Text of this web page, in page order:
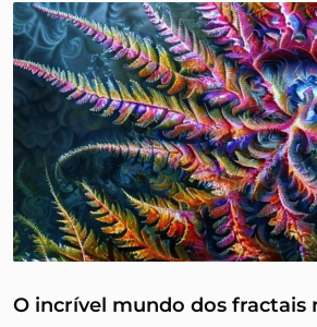
O incrível mundo dos fractais